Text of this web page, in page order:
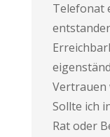
Telefonat
Vertrauen
Sollte ich
Rat oder